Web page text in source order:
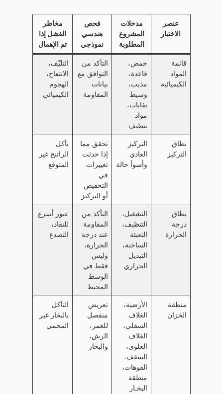
عنصر
الاختيار
مدخلات
المشروع
المطلوبة
فحص
هندسي
نموذجي
مخاطر
الفشل إذا
تم الإهمال
قائمة
المواد
الكيميائية
حمض،
قاعدة،
مذيب،
وسيط
نفايات،
مواد
تنظيف
التأكد من
التوافق مع
بيانات
المقاومة
التليّف،
الانتفاخ،
الهجوم
الكيميائي
نطاق
التركيز
التركيز
العادي
وأسوأ حالة
تحقق مما
إذا حدثت
تغييرات
في
التخفيض
أو التركيز
تآكل
الراتنج غير
المتوقع
نطاق
درجة
الحرارة
التشغيل،
التنظيف،
التعبئة
الساخنة،
التبديل
الحراري
التأكد من
المقاومة
عند درجة
الحرارة،
وليس
فقط في
الوسط
المحيط
عبور أسرع
للنفاذ،
التصدع
منطقة
الخزان
الأرضية،
الغلاف
السفلي،
الغلاف
العلوي،
السقف،
الفوهات،
منطقة
البخـار
تعريض
منفصل
للغمر،
الرش،
والبخار
التآكل
بالبخار غير
المحمي